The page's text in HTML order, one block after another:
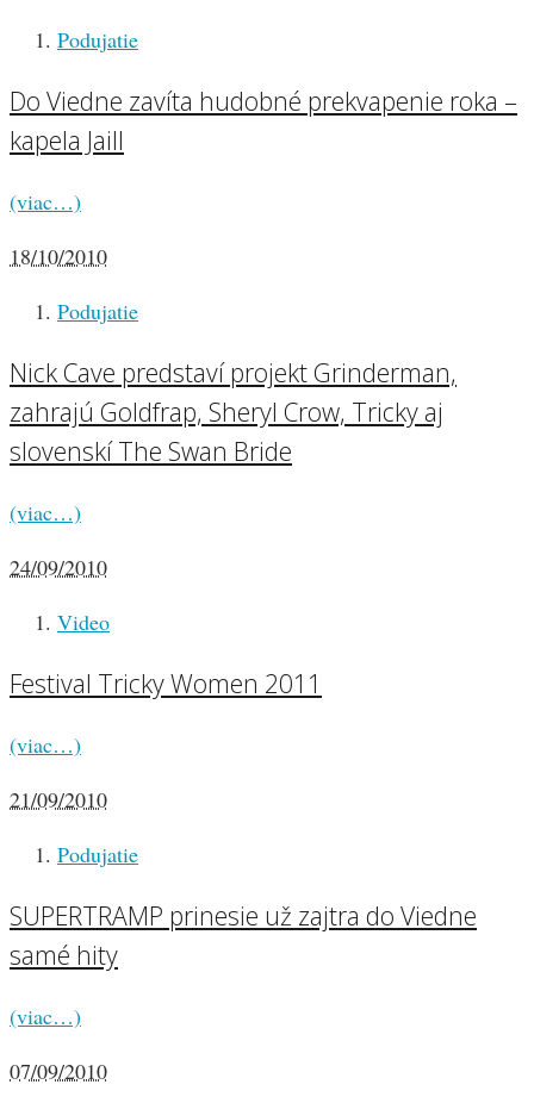
Podujatie
Do Viedne zavíta hudobné prekvapenie roka –
kapela Jaill
(viac…)
18/10/2010
Podujatie
Nick Cave predstaví projekt Grinderman,
zahrajú Goldfrap, Sheryl Crow, Tricky aj
slovenskí The Swan Bride
(viac…)
24/09/2010
Video
Festival Tricky Women 2011
(viac…)
21/09/2010
Podujatie
SUPERTRAMP prinesie už zajtra do Viedne
samé hity
(viac…)
07/09/2010